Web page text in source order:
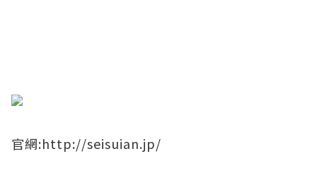
​官網:http://seisuian.jp/